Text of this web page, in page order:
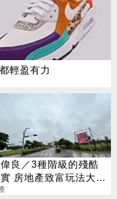
輕盈有力
良／3種階級的殘酷
房地產致富玩法大不